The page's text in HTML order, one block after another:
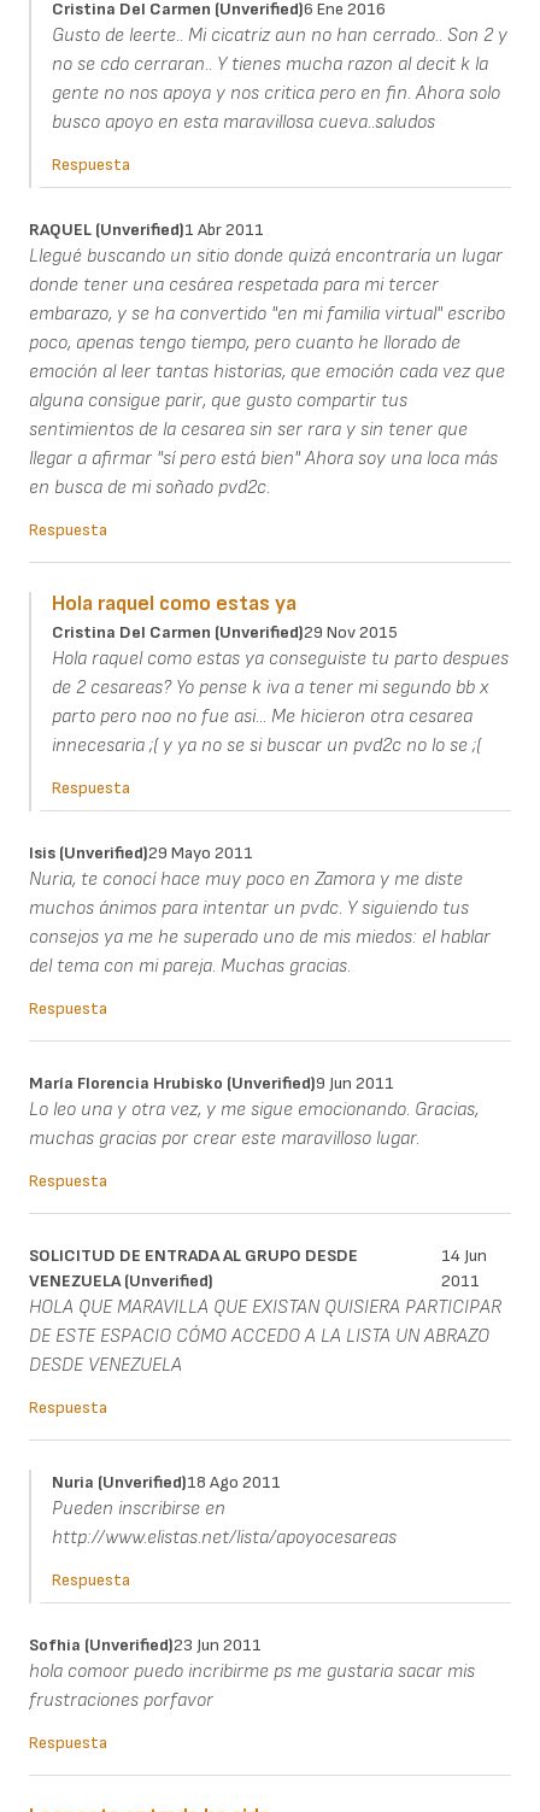
Cristina Del Carmen (unverified)6 Ene 2016
Gusto de leerte.. Mi cicatriz aun no han cerrado.. Son 2 y
no se cdo cerraran.. Y tienes mucha razon al decit k la
gente no nos apoya y nos critica pero en fin. Ahora solo
busco apoyo en esta maravillosa cueva..saludos
Respuesta
RAQUEL (unverified)1 Abr 2011
Llegué buscando un sitio donde quizá encontraría un lugar
donde tener una cesárea respetada para mi tercer
embarazo, y se ha convertido "en mi familia virtual" escribo
poco, apenas tengo tiempo, pero cuanto he llorado de
emoción al leer tantas historias, que emoción cada vez que
alguna consigue parir, que gusto compartir tus
sentimientos de la cesarea sin ser rara y sin tener que
llegar a afirmar "sí pero está bien" Ahora soy una loca más
en busca de mi soñado pvd2c.
Respuesta
Hola raquel como estas ya
Cristina Del Carmen (unverified)29 Nov 2015
Hola raquel como estas ya conseguiste tu parto despues
de 2 cesareas? Yo pense k iva a tener mi segundo bb x
parto pero noo no fue asi... Me hicieron otra cesarea
innecesaria ;( y ya no se si buscar un pvd2c no lo se ;(
Respuesta
Isis (unverified)29 Mayo 2011
Nuria, te conocí hace muy poco en Zamora y me diste
muchos ánimos para intentar un pvdc. Y siguiendo tus
consejos ya me he superado uno de mis miedos: el hablar
del tema con mi pareja. Muchas gracias.
Respuesta
María Florencia Hrubisko (unverified)9 Jun 2011
Lo leo una y otra vez, y me sigue emocionando. Gracias,
muchas gracias por crear este maravilloso lugar.
Respuesta
SOLICITUD DE ENTRADA AL GRUPO DESDE
VENEZUELA (unverified)
14 Jun
2011
HOLA QUE MARAVILLA QUE EXISTAN QUISIERA PARTICIPAR
DE ESTE ESPACIO CÓMO ACCEDO A LA LISTA UN ABRAZO
DESDE VENEZUELA
Respuesta
Nuria (unverified)18 Ago 2011
Pueden inscribirse en
http://www.elistas.net/lista/apoyocesareas
Respuesta
Sofhia (unverified)23 Jun 2011
hola comoor puedo incribirme ps me gustaria sacar mis
frustraciones porfavor
Respuesta